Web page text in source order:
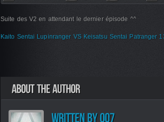
Suite des V2 en attendant le dernier épisode ^^
Kaito Sentai Lupinranger VS Keisatsu Sentai Patranger